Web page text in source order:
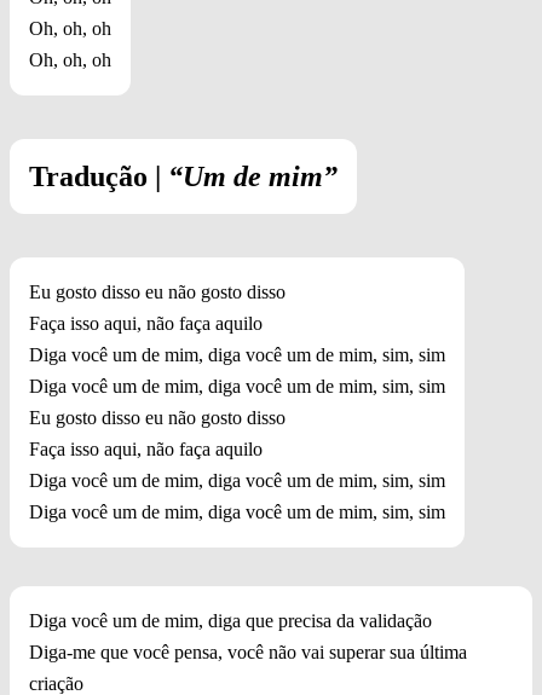
Oh, oh, oh
Oh, oh, oh
Tradução | “Um de mim”
Eu gosto disso eu não gosto disso
Faça isso aqui, não faça aquilo
Diga você um de mim, diga você um de mim, sim, sim
Diga você um de mim, diga você um de mim, sim, sim
Eu gosto disso eu não gosto disso
Faça isso aqui, não faça aquilo
Diga você um de mim, diga você um de mim, sim, sim
Diga você um de mim, diga você um de mim, sim, sim
Diga você um de mim, diga que precisa da validação
Diga-me que você pensa, você não vai superar sua última
criação